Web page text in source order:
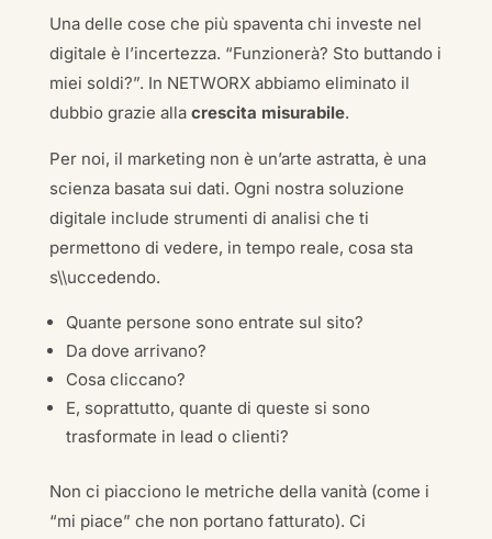
Una delle cose che più spaventa chi investe nel
digitale è l’incertezza. “Funzionerà? Sto buttando i
miei soldi?”. In NETWORX abbiamo eliminato il
dubbio grazie alla crescita misurabile.
Per noi, il marketing non è un’arte astratta, è una
scienza basata sui dati. Ogni nostra soluzione
digitale include strumenti di analisi che ti
permettono di vedere, in tempo reale, cosa sta
s\\uccedendo.
Quante persone sono entrate sul sito?
Da dove arrivano?
Cosa cliccano?
E, soprattutto, quante di queste si sono
trasformate in lead o clienti?
Non ci piacciono le metriche della vanità (come i
“mi piace” che non portano fatturato). Ci